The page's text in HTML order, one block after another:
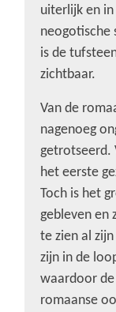
uiterlijk en
neogotische
is de
zichtbaar.
Van de
nagenoeg
getrotseerd.
het eerste
Toch is het
gebleven en
te zien al
zijn in de
waardoor
romaanse